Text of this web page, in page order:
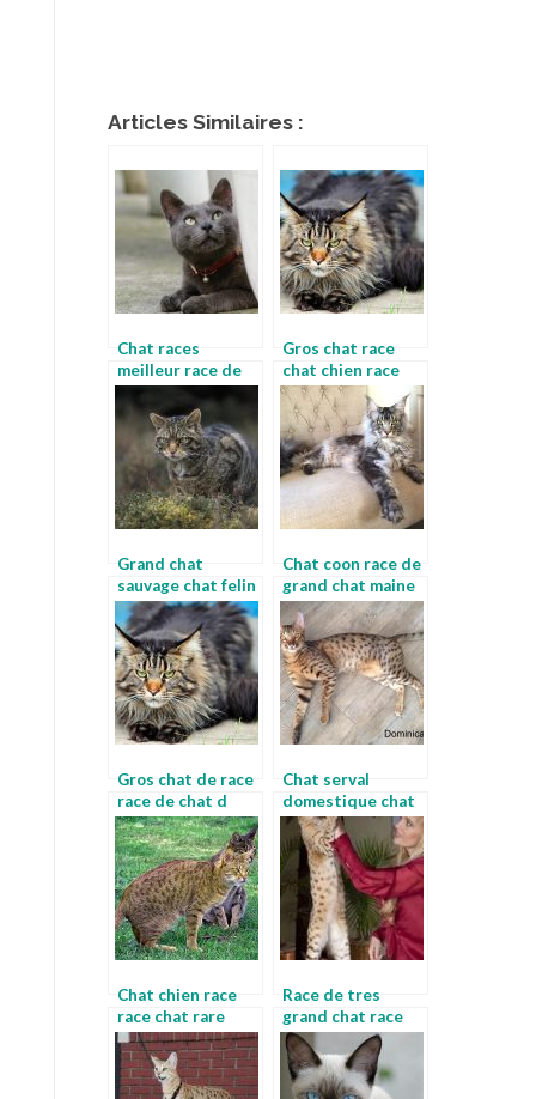
Articles Similaires :
Chat races
meilleur race de
chat
Gros chat race
chat chien race
Grand chat
sauvage chat felin
race
Chat coon race de
grand chat maine
coon
Gros chat de race
race de chat d
appartement
Chat serval
domestique chat
gris angora
Chat chien race
race chat rare
Race de tres
grand chat race
de chat le plus
petit